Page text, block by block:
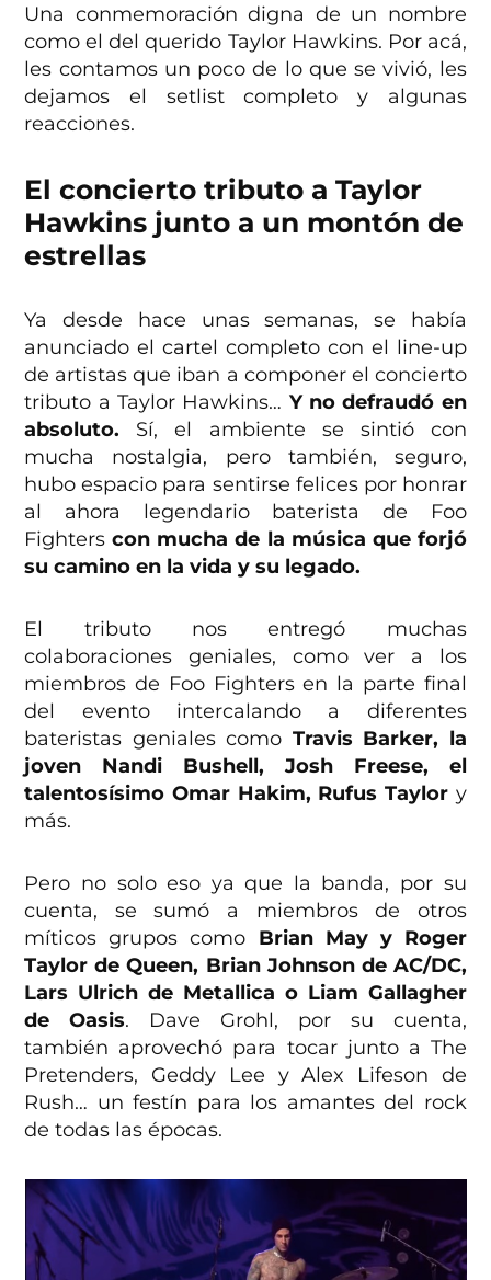
Una conmemoración digna de un nombre
como el del querido Taylor Hawkins. Por acá,
les contamos un poco de lo que se vivió, les
dejamos el setlist completo y algunas
reacciones.
El concierto tributo a Taylor
Hawkins junto a un montón de
estrellas
Ya desde hace unas semanas, se había
anunciado el cartel completo con el line-up
de artistas que iban a componer el concierto
tributo a Taylor Hawkins… Y no defraudó en
absoluto. Sí, el ambiente se sintió con
mucha nostalgia, pero también, seguro,
hubo espacio para sentirse felices por honrar
al ahora legendario baterista de Foo
Fighterscon mucha de la música que forjó
su camino en la vida y su legado.
El tributo nos entregó muchas
colaboraciones geniales, como ver a los
miembros de Foo Fighters en la parte final
del evento intercalando a diferentes
bateristas geniales como Travis Barker, la
joven Nandi Bushell, Josh Freese, el
talentosísimo Omar Hakim, Rufus Taylor y
más.
Pero no solo eso ya que la banda, por su
cuenta, se sumó a miembros de otros
míticos grupos como Brian May y Roger
Taylor de Queen, Brian Johnson de AC/DC,
Lars Ulrich de Metallica o Liam Gallagher
de Oasis. Dave Grohl, por su cuenta,
también aprovechó para tocar junto a The
Pretenders, Geddy Lee y Alex Lifeson de
Rush… un festín para los amantes del rock
de todas las épocas.